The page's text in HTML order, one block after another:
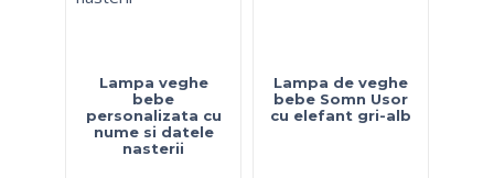
Lampa veghe
bebe
personalizata cu
nume si datele
nasterii
Lampa de veghe
bebe Somn Usor
cu elefant gri-alb